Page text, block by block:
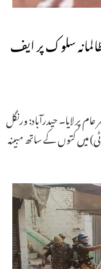
سلوک پر ایف
پر لایا۔ حیدرآباد: ورنگل
میں کتوں کے ساتھ مبینہ